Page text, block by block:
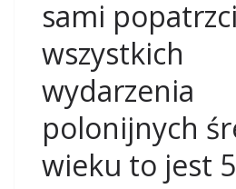
sami
wszystkich
wydarzenia
polonijnych
wieku to jest